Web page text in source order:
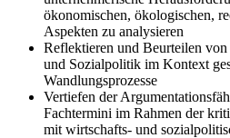
ökonomischen, ökologischen,
Aspekten zu analysieren
Reflektieren und Beurteilen
und Sozialpolitik im Kontext
Wandlungsprozesse
Vertiefen der
Fachtermini im Rahmen der
mit wirtschafts- und